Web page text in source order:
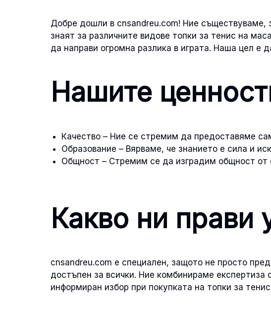
Добре дошли в cnsandreu.com! Ние съществуваме,
знаят за различните видове топки за тенис на
да направи огромна разлика в играта. Наша цел е
Нашите
Качество – Ние се стремим да предоставяме
Образование – Вярваме, че знанието е сила и
Общност – Стремим се да изградим общност от
Какво ни прави
cnsandreu.com е специален, защото не просто
достъпен за всички. Ние комбинираме
информиран избор при покупката на топки за